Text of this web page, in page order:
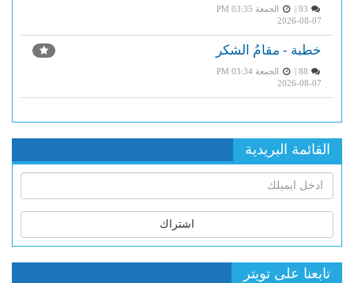
الجمعة PM 03:35
2026-08-07
خطبة - مقامُ الشكر
الجمعة PM 03:34
2026-08-07
القائمة البريدية
اشتراك
تابعنا على تويتر